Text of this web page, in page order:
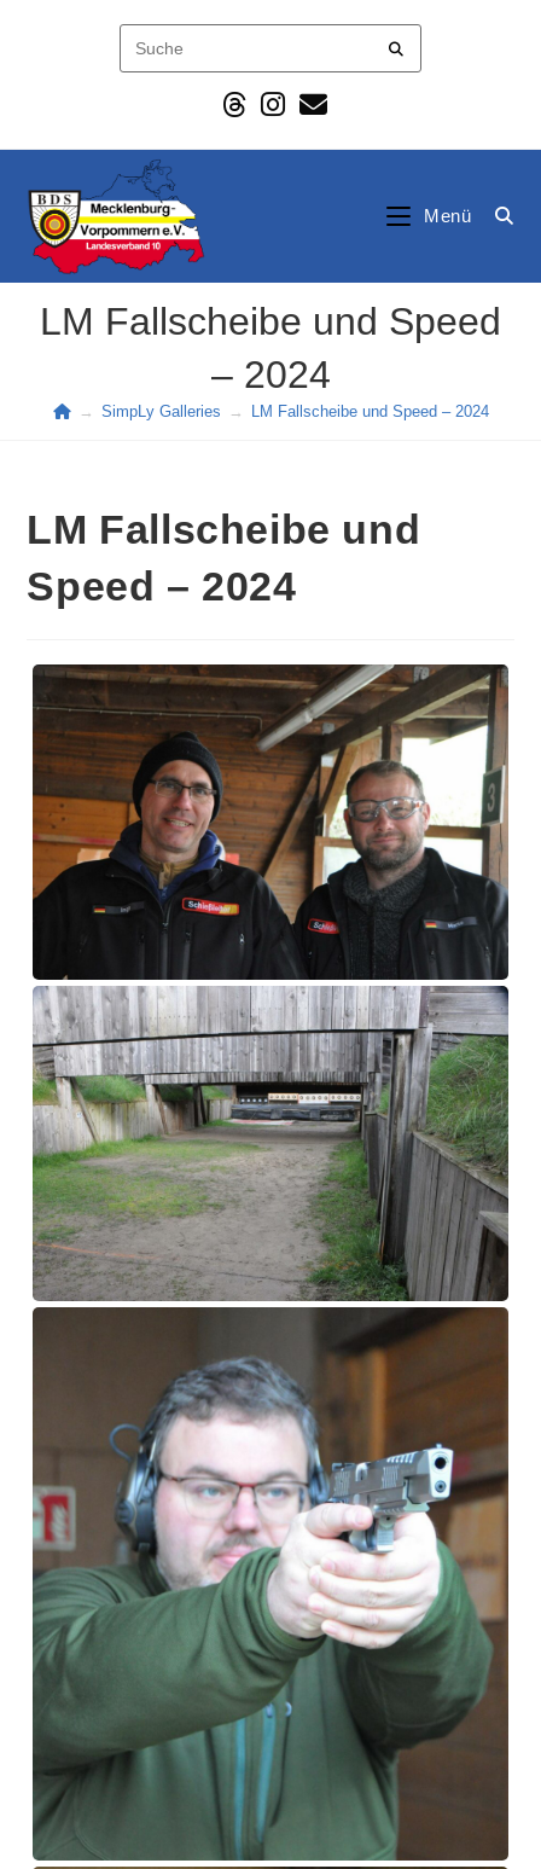
Menü
LM Fallscheibe und Speed
– 2024
→ SimpLy Galleries → LM Fallscheibe und Speed – 2024
LM Fallscheibe und
Speed – 2024